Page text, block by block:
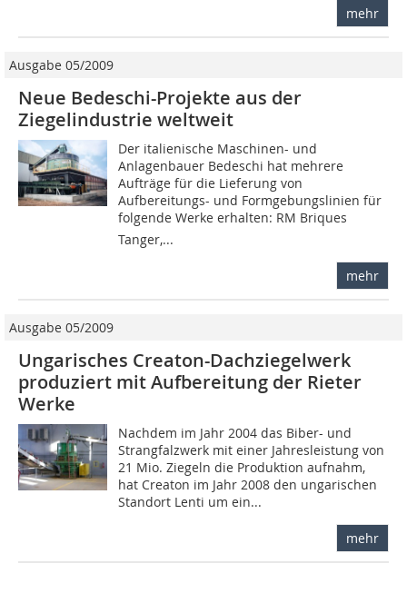
mehr
Ausgabe 05/2009
Neue Bedeschi-Projekte aus der
Ziegelindustrie weltweit
Der italienische Maschinen- und
Anlagenbauer Bedeschi hat mehrere
Aufträge für die Lieferung von
Aufbereitungs- und Formgebungslinien für
folgende Werke erhalten: RM Briques 
Tanger,...
mehr
Ausgabe 05/2009
Ungarisches Creaton-Dachziegelwerk
produziert mit Aufbereitung der Rieter
Werke
Nachdem im Jahr 2004 das Biber- und
Strangfalzwerk mit einer Jahresleistung von
21 Mio. Ziegeln die Produktion aufnahm,
hat Creaton im Jahr 2008 den ungarischen
Standort Lenti um ein...
mehr